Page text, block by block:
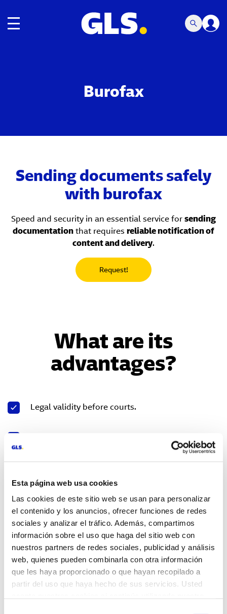
Esta página web usa cookies
Las cookies de este sitio web se usan para personalizar
el contenido y los anuncios, ofrecer funciones de redes
sociales y analizar el tráfico. Además, compartimos
información sobre el uso que haga del sitio web con
nuestros partners de redes sociales, publicidad y análisis
web, quienes pueden combinarla con otra información
que les haya proporcionado o que hayan recopilado a
partir del uso que haya hecho de sus servicios. Usted
Toggle navigation
Burofax
Sending documents safely
with burofax
Speed ​​and security in an essential service forsending
documentationthat requires reliable notification of
content and delivery.
Request!
What are its
advantages?
Legal validity before courts.
points. GLS Spain print and manage the
shipment by a reliable platform.
your specific requirements, with or without
acknowledgement, documental certificate.
Delivery in 24 hours in the peninsular national
destinations.
Delivery in 48-72 hours in the Balearic Islands.